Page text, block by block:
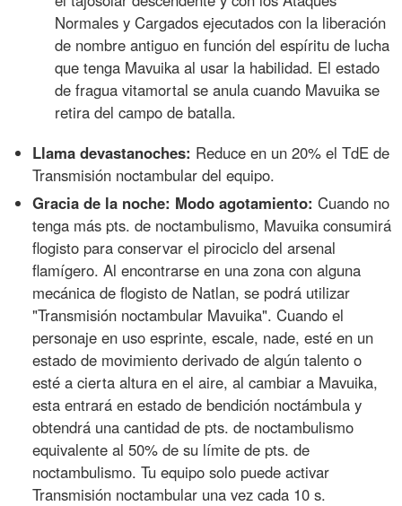
Normales y Cargados ejecutados con la liberación
de nombre antiguo en función del espíritu de lucha
que tenga Mavuika al usar la habilidad. El estado
de fragua vitamortal se anula cuando Mavuika se
retira del campo de batalla.
Llama devastanoches: Reduce en un 20% el TdE de
Transmisión noctambular del equipo.
Gracia de la noche: Modo agotamiento: Cuando no
tenga más pts. de noctambulismo, Mavuika consumirá
flogisto para conservar el pirociclo del arsenal
flamígero. Al encontrarse en una zona con alguna
mecánica de flogisto de Natlan, se podrá utilizar
"Transmisión noctambular Mavuika". Cuando el
personaje en uso esprinte, escale, nade, esté en un
estado de movimiento derivado de algún talento o
esté a cierta altura en el aire, al cambiar a Mavuika,
esta entrará en estado de bendición noctámbula y
obtendrá una cantidad de pts. de noctambulismo
equivalente al 50% de su límite de pts. de
noctambulismo. Tu equipo solo puede activar
Transmisión noctambular una vez cada 10 s.